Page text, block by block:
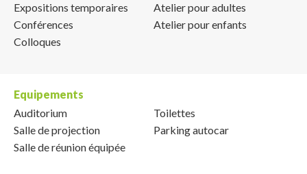
Expositions temporaires
Conférences
Colloques
Atelier pour adultes
Atelier pour enfants
Equipements
Auditorium
Salle de projection
Salle de réunion équipée
Toilettes
Parking autocar